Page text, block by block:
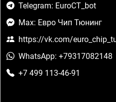
Telegram: EuroCT_bot
Max: Евро Чип Тюнинг
https://vk.com/
WhatsApp: +79317082148
+7 499 113-46-91